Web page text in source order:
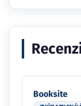
Booksite